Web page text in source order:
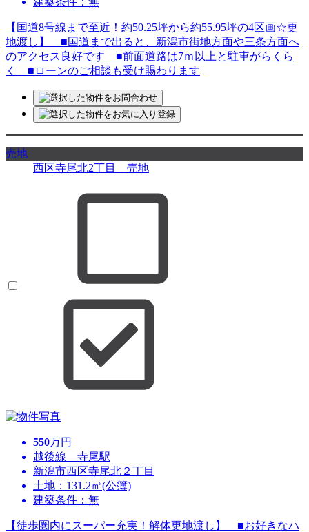
【国道8号線まで至近！約50.25坪から約55.95坪の4区画☆更
地渡し】 ■国道まで出ると、新潟市街地方面や三条方面へ
のアクセス良好です ■前面道路は7ｍ以上と駐車がらくら
く ■ローンのご相談も受け賜わります
売地
西区寺尾北2丁目 売地
550万円
越後線 寺尾駅
新潟市西区寺尾北２丁目
土地：131.2㎡(公簿)
建築条件：無
【徒歩圏内にスーパー充実！解体更地渡し】 ■お好きなハ